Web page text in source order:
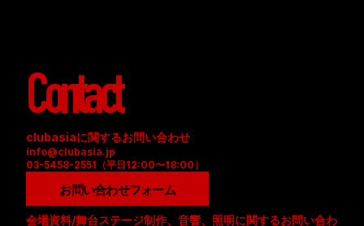
Contact
clubasiaに関するお問い合わせ
info@clubasia.jp
03-5458-2551（平日12:00〜18:00）
お問い合わせフォーム
会場資料/舞台ステージ制作、音響、照明に関するお問い合わ